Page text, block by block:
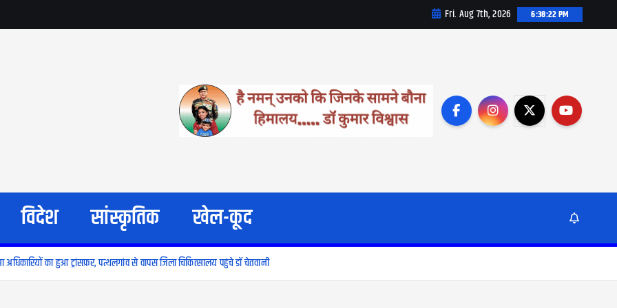
Fri. Aug 7th, 2026 6:38:24 PM
विदेश सांस्कृतिक खेल-कूद
का हुआ ट्रांसफ़र, पत्थलगांव से वापस जिला चिकित्सालय पहुंचे डॉ चेतवानी